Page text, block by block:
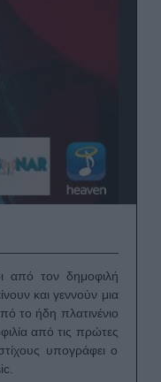
από τον δημοφιλή
και γεννούν μια
το ήδη πλατινένιο
από τις πρώτες
υπογράφει ο